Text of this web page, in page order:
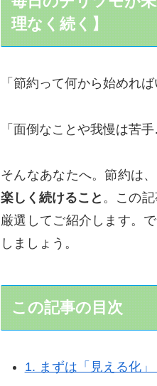
理なく続く】
「節約って何から始めれば
「面倒なことや我慢は苦手
そんなあなたへ。節約は
楽しく続けること 。この
厳選してご紹介します。
しましょう。
この記事の目次
1. まずは「見える化